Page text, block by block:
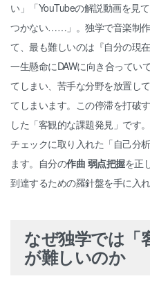
い」「YouTubeの解説動画を見
つかない……」。独学で音楽制
て、最も難しいのは『自分の現
一生懸命にDAWに向き合ってい
てしまい、苦手な分野を放置し
てしまいます。この停滞を打破
した「客観的な課題発見」です
チェックに取り入れた「自己分
ます。自分の作曲 弱点把握を正
到達するための羅針盤を手に入れ
なぜ独学では「
が難しいのか